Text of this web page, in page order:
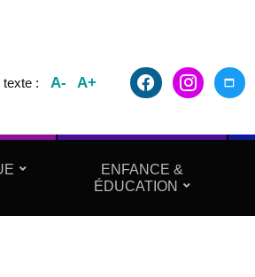
texte : A- A+ facebook2instagram
ENFANCE &
ÉDUCATION